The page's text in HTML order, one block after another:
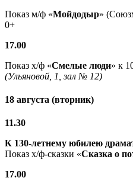
Показ м/ф «Мойдодыр»
0+
17.00
Показ х/ф «Смелые люди» к
(Ульяновой, 1, зал № 12)
18 августа (вторник)
11.30
К 130-летнему юбилею
Показ х/ф-сказки «Сказка о
17.00